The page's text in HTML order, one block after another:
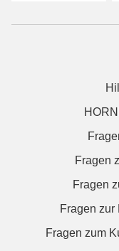
Fragen
Fragen
Fragen
Fragen zum